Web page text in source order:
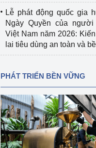
Lễ phát động quốc gia
Ngày Quyền của
Việt Nam năm 2026:
lai tiêu dùng an toàn và
PHÁT TRIỂN BỀN VỮNG